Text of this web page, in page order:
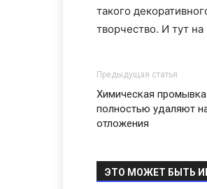
такого
творчество. И тут
Предыдущая статья
Химическая
полностью удаляют
отложения
ЭТО МОЖЕТ БЫТЬ